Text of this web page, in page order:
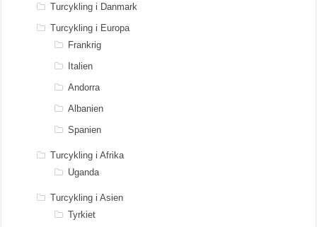
Turcykling i Danmark
Turcykling i Europa
Frankrig
Italien
Andorra
Albanien
Spanien
Turcykling i Afrika
Uganda
Turcykling i Asien
Tyrkiet